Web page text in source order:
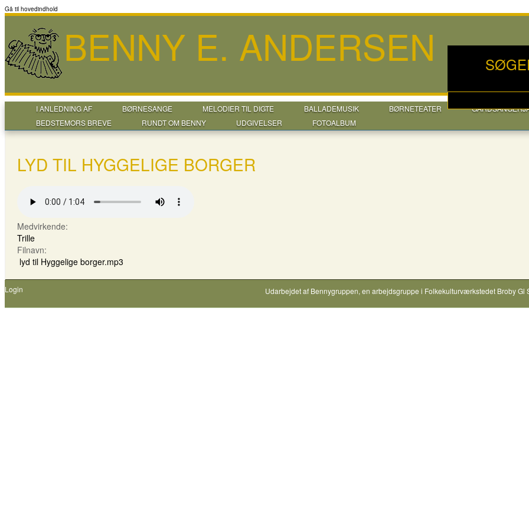
Gå til hovedindhold
BENNY E. ANDERSEN
I ANLEDNING AF BØRNESANGE MELODIER TIL DIGTE BALLADEMUSIK BØRNETEATER
BEDSTEMORS BREVE
RUNDT OM BENNY UDGIVELSER FOTOALBUM
LYD TIL HYGGELIGE BORGER
Medvirkende:
Trille
Filnavn:
lyd til Hyggelige borger.mp3
Login Udarbejdet af Bennygruppen, en arbejdsgruppe i Folkekulturværkstedet Broby Gl